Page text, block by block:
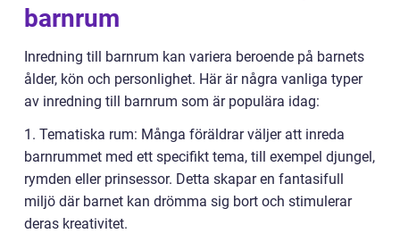
barnrum
Inredning till barnrum kan variera beroende på barnets
ålder, kön och personlighet. Här är några vanliga typer
av inredning till barnrum som är populära idag:
1. Tematiska rum: Många föräldrar väljer att inreda
barnrummet med ett specifikt tema, till exempel djungel,
rymden eller prinsessor. Detta skapar en fantasifull
miljö där barnet kan drömma sig bort och stimulerar
deras kreativitet.